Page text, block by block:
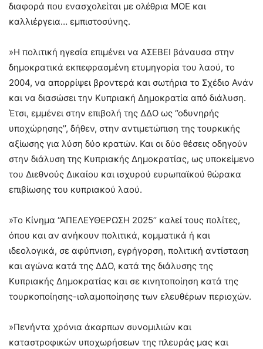
διαφορά που ενασχολείται με ολέθρια ΜΟΕ και
καλλιέργεια… εμπιστοσύνης.
»Η πολιτική ηγεσία επιμένει να ΑΣΕΒΕΙ βάναυσα στην
δημοκρατικά εκπεφρασμένη ετυμηγορία του λαού, το
2004, να απορρίψει βροντερά και σωτήρια το Σχέδιο Ανάν
και να διασώσει την Κυπριακή Δημοκρατία από διάλυση.
Έτσι, εμμένει στην επιβολή της ΔΔΟ ως ‘’οδυνηρής
υποχώρησης’’, δήθεν, στην αντιμετώπιση της τουρκικής
αξίωσης για λύση δύο κρατών. Και οι δύο θέσεις οδηγούν
στην διάλυση της Κυπριακής Δημοκρατίας, ως υποκείμενο
του Διεθνούς Δικαίου και ισχυρού ευρωπαϊκού θώρακα
επιβίωσης του κυπριακού λαού.
»Το Κίνημα ‘’ΑΠΕΛΕΥΘΕΡΩΣΗ 2025’’ καλεί τους πολίτες,
όπου και αν ανήκουν πολιτικά, κομματικά ή και
ιδεολογικά, σε αφύπνιση, εγρήγορση, πολιτική αντίσταση
και αγώνα κατά της ΔΔΟ, κατά της διάλυσης της
Κυπριακής Δημοκρατίας και σε κινητοποίηση κατά της
τουρκοποίησης-ισλαμοποίησης των ελευθέρων περιοχών.
»Πενήντα χρόνια άκαρπων συνομιλιών και
καταστροφικών υποχωρήσεων της πλευράς μας και